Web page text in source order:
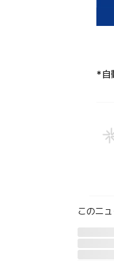
*自
このニ